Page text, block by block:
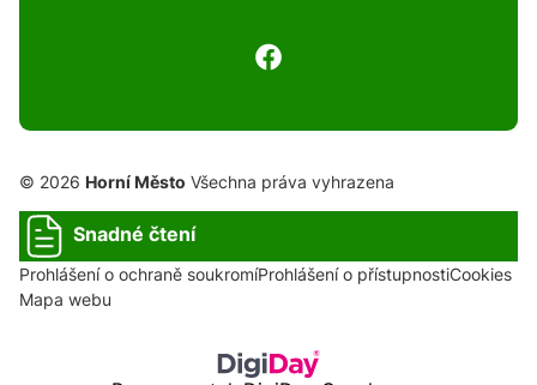
© 2026 Horní Město Všechna práva vyhrazena
Snadné čtení
Prohlášení o ochraně soukromíProhlášení o přístupnostiCookies
Mapa webu